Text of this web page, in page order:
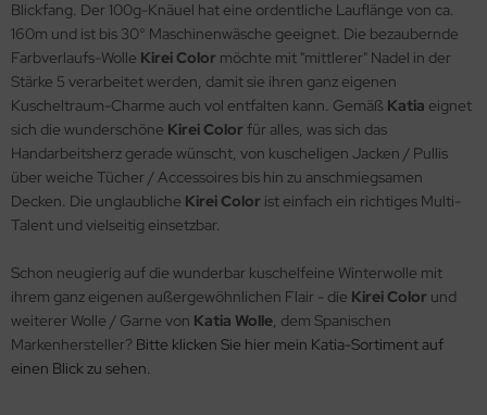
Blickfang. Der 100g-Knäuel hat eine ordentliche Lauflänge von ca.
160m und ist bis 30° Maschinenwäsche geeignet. Die bezaubernde
Farbverlaufs-Wolle Kirei Color möchte mit "mittlerer" Nadel in der
Stärke 5 verarbeitet werden, damit sie ihren ganz eigenen
Kuscheltraum-Charme auch vol entfalten kann. Gemäß Katia eignet
sich die wunderschöne Kirei Color für alles, was sich das
Handarbeitsherz gerade wünscht, von kuscheligen Jacken / Pullis
über weiche Tücher / Accessoires bis hin zu anschmiegsamen
Decken. Die unglaubliche Kirei Color ist einfach ein richtiges Multi-
Talent und vielseitig einsetzbar.
Schon neugierig auf die wunderbar kuschelfeine Winterwolle mit
ihrem ganz eigenen außergewöhnlichen Flair - die Kirei Color und
weiterer Wolle / Garne von Katia Wolle, dem Spanischen
Markenhersteller? Bitte klicken Sie hier mein Katia-Sortiment auf
einen Blick zu sehen.